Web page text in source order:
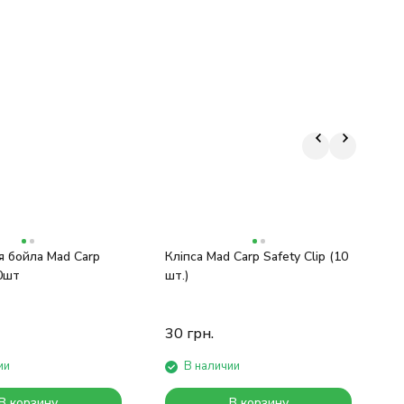
бойла Mad Carp
Кліпса Mad Carp Safety Clip (10
шт.)
30 грн.
В наличии